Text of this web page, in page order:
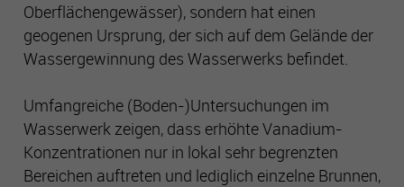
Oberflächengewässer), sondern hat einen
geogenen Ursprung, der sich auf dem Gelände der
Wassergewinnung des Wasserwerks befindet.
Umfangreiche (Boden-)Untersuchungen im
Wasserwerk zeigen, dass erhöhte Vanadium-
Konzentrationen nur in lokal sehr begrenzten
Bereichen auftreten und lediglich einzelne Brunnen,